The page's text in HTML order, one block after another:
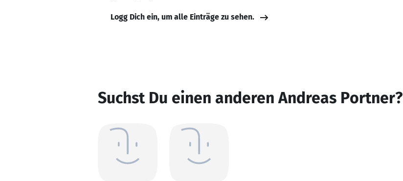
Logg Dich ein, um alle Einträge zu sehen.
Suchst Du einen anderen Andreas Portner?